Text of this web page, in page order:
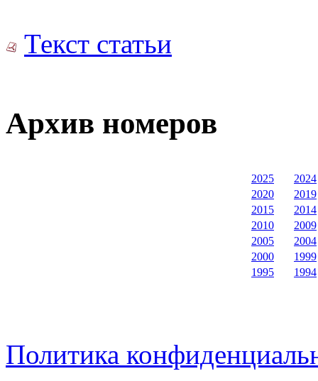
Текст статьи
Архив номеров
2025
2024
2020
2019
2015
2014
2010
2009
2005
2004
2000
1999
1995
1994
Политика